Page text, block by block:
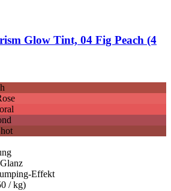
Glow Tint, 04 Fig Peach (4
Effekt
/ kg)